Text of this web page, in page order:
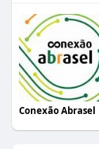
Conexão Abrasel